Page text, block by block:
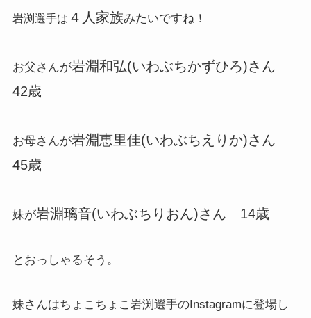
岩渕選手は ４人家族みたいですね！
お父さんが岩淵和弘(いわぶちかずひろ)さん
42歳
お母さんが岩淵恵里佳(いわぶちえりか)さん
45歳
妹が岩淵璃音(いわぶちりおん)さん 14歳
とおっしゃるそう。
妹さんはちょこちょこ岩渕選手のInstagramに登場し